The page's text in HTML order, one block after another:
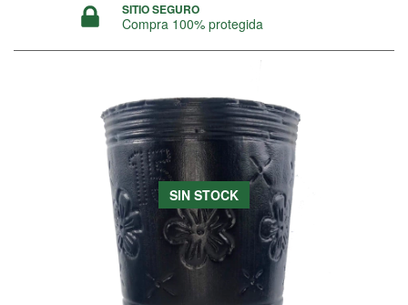
SITIO SEGURO
Compra 100% protegida
SIN STOCK